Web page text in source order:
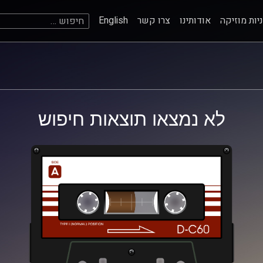
מוזיקה אודותינו צרו קשר English חיפוש:
לא נמצאו תוצאות חיפוש